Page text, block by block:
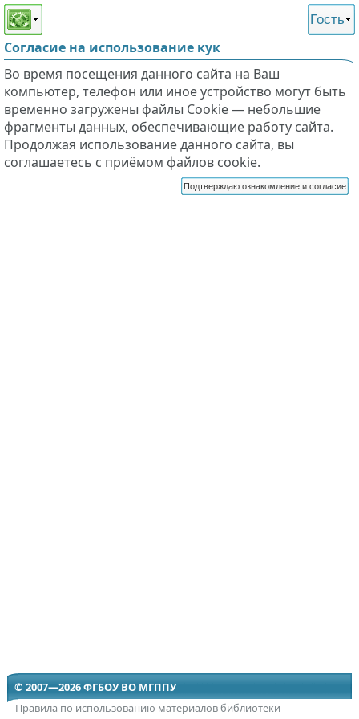
Этот сайт поддерживает
слабовидящих
Гость
Согласие на использование кук
Во время посещения данного сайта на Ваш
компьютер, телефон или иное устройство могут быть
временно загружены файлы Cookie — небольшие
фрагменты данных, обеспечивающие работу сайта.
Продолжая использование данного сайта, вы
соглашаетесь с приёмом файлов cookie.
Подтверждаю ознакомление и согласие
© 2007—2026 ФГБОУ ВО МГППУ
Правила по использованию материалов библиотеки